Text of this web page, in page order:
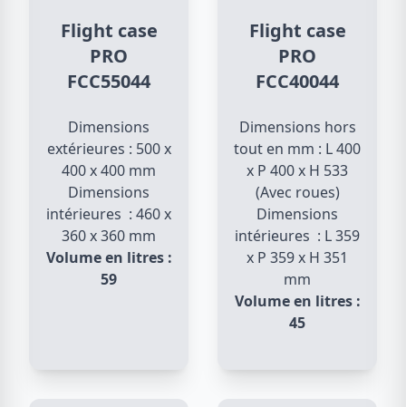
Flight case
PRO
FCC55044
Dimensions
extérieures : 500 x
400 x 400 mm
Dimensions
intérieures : 460 x
360 x 360 mm
Volume en litres :
59
Flight case
PRO
FCC40044
Dimensions hors
tout en mm : L 400
x P 400 x H 533
(Avec roues)
Dimensions
intérieures : L 359
x P 359 x H 351
mm
Volume en litres :
45